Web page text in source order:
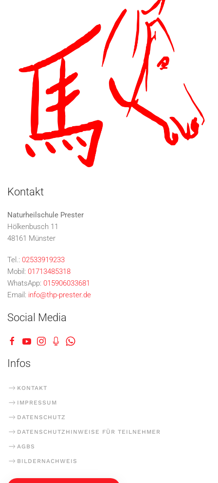
Kontakt
Naturheilschule Prester
Hölkenbusch 11
48161 Münster
Tel.: 02533919233
Mobil: 01713485318
WhatsApp: 015906033681
Email: info@thp-prester.de
Social Media
Infos
KONTAKT
IMPRESSUM
DATENSCHUTZ
DATENSCHUTZHINWEISE FÜR TEILNEHMER
AGBS
BILDERNACHWEIS